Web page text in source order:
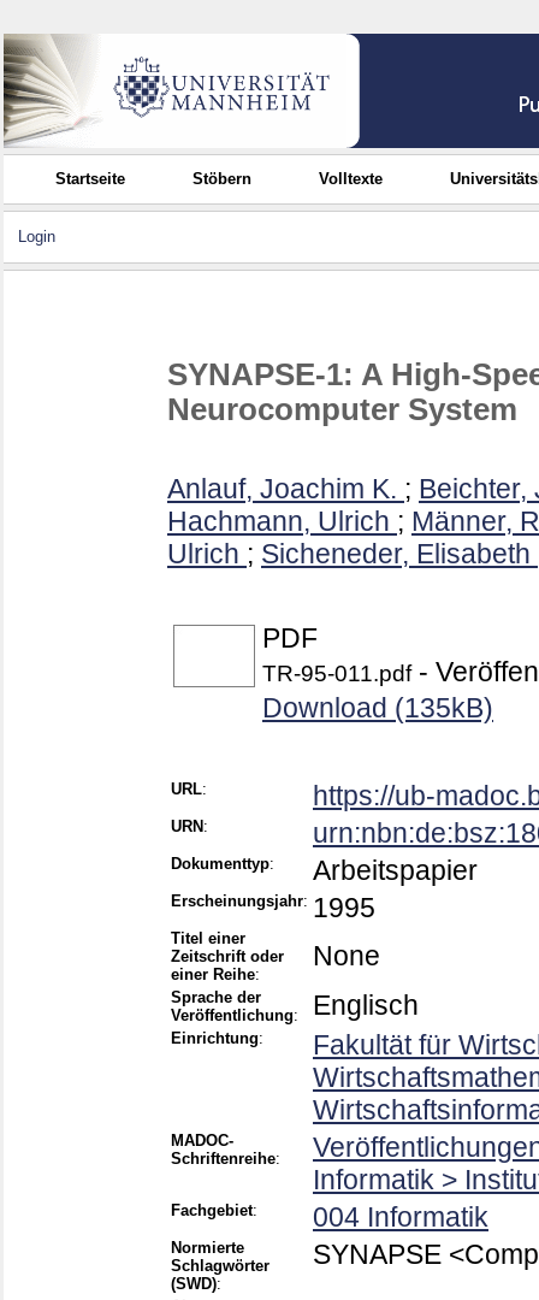
Startseite Stöbern Volltexte
Login
SYNAPSE-1: A High-
Neurocomputer System
Anlauf, Joachim K. ; Beichter,
Hachmann, Ulrich ; Männer,
Ulrich ; Sicheneder, Elisabeth
PDF
TR-95-011.pdf-
Download (135kB)
URL: https://ub-
URN :
Dokumenttyp: Arbeitspapier
Erscheinungsjahr: 1995
Titel einer
Zeitschrift oder
einer Reihe:
None
Sprache der
Veröffentlichung: Englisch
Einrichtung:
Fakultät für
MADOC-
Schriftenreihe:
Informatik >
Fachgebiet: 004 Informatik
Normierte
Schlagwörter
(SWD):
SYNAPSE